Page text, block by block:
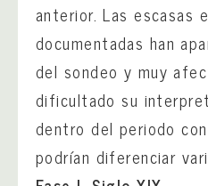
anterior. Las escasas
documentadas han
del sondeo y muy
dificultado su
dentro del periodo
podrían diferenciar